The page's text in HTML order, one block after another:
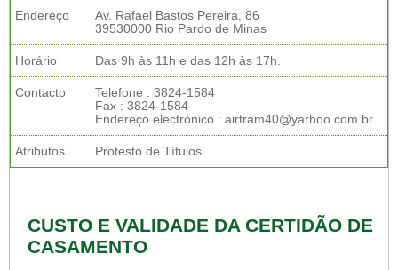
Endereço
Av. Rafael Bastos Pereira, 86
39530000 Rio Pardo de Minas
Horário Das 9h às 11h e das 12h às 17h.
Contacto
Telefone : 3824-1584
Fax : 3824-1584
Endereço electrónico : airtram40@yarhoo.com.br
Atributos Protesto de Títulos
CUSTO E VALIDADE DA CERTIDÃO DE
CASAMENTO